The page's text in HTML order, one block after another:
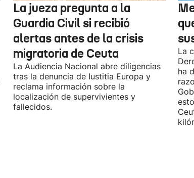
La jueza pregunta a la
Guardia Civil si recibió
alertas antes de la crisis
migratoria de Ceuta
La Audiencia Nacional abre diligencias
tras la denuncia de Iustitia Europa y
reclama información sobre la
localización de supervivientes y
fallecidos.
La
ha